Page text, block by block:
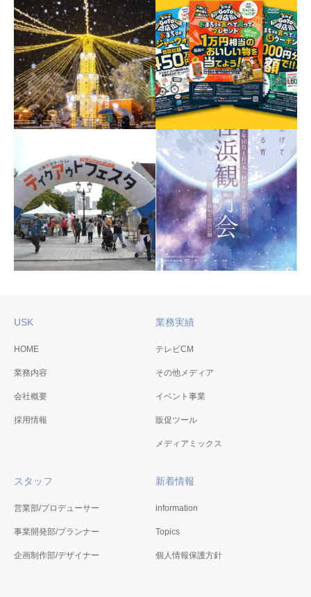
クリスマスマーケットin
Kochi 2022
2022年12月16日〜25日 高知
高知市GoTo商店街キャン
ペーン・イベント開催事
業委託業務
ェスタ
2020年10月3日㈯・4日㈰に開
タの会場運営を実施しまし
た。
USK
HOME
業務内容
会社概要
採用情報
業務実績
テレビCM
その他メディア
イベント事業
販促ツール
メディアミックス
スタッフ
営業部/プロデューサー
事業開発部/プランナー
企画制作部/デザイナー
新着情報
information
Topics
個人情報保護方針